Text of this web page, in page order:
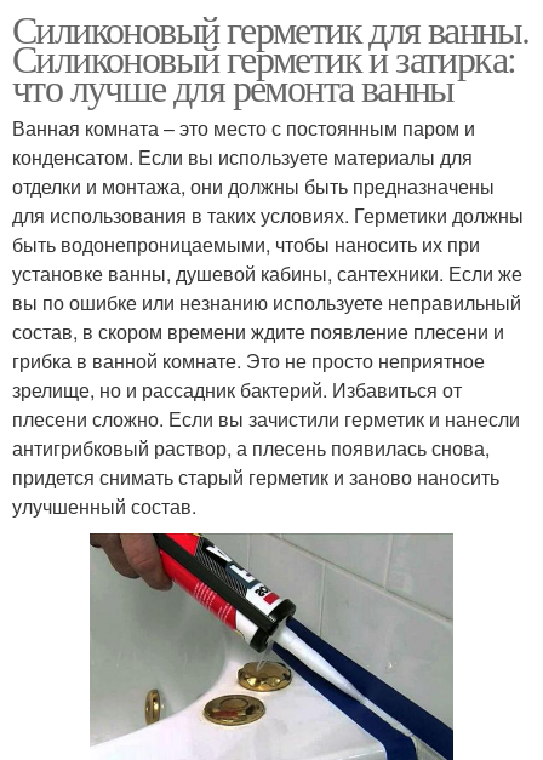
Силиконовый герметик для ванны.
Силиконовый герметик и затирка:
что лучше для ремонта ванны
Ванная комната – это место с постоянным паром и
конденсатом. Если вы используете материалы для
отделки и монтажа, они должны быть предназначены
для использования в таких условиях. Герметики должны
быть водонепроницаемыми, чтобы наносить их при
установке ванны, душевой кабины, сантехники. Если же
вы по ошибке или незнанию используете неправильный
состав, в скором времени ждите появление плесени и
грибка в ванной комнате. Это не просто неприятное
зрелище, но и рассадник бактерий. Избавиться от
плесени сложно. Если вы зачистили герметик и нанесли
антигрибковый раствор, а плесень появилась снова,
придется снимать старый герметик и заново наносить
улучшенный состав.